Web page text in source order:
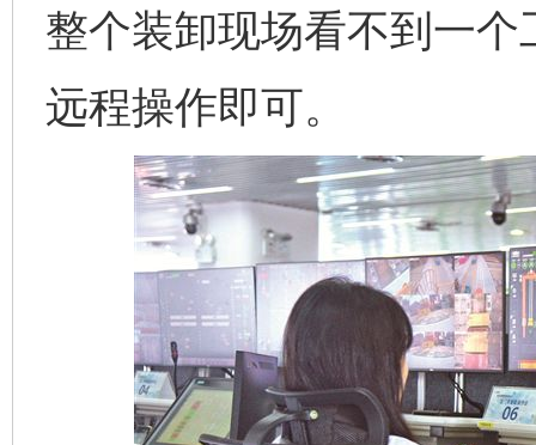
整个装卸现场看不到一
远程操作即可。